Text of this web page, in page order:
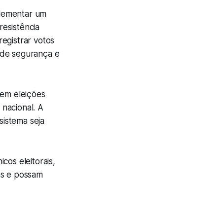
um
votos
segurança e
eleições
A
seja
eleitorais,
e possam